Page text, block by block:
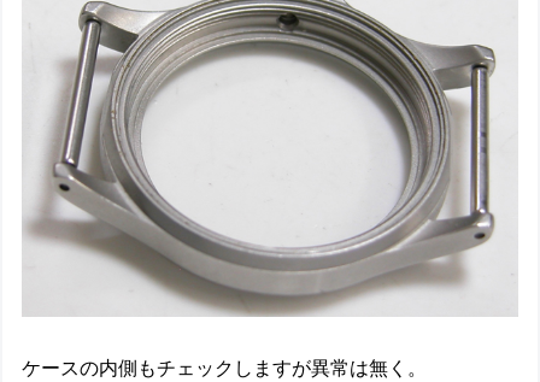
ケースの内側もチェックしますが異常は無く。